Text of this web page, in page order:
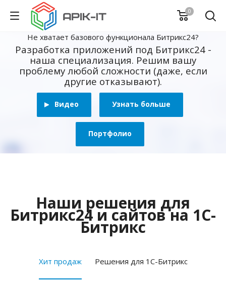
0
Не хватает базового функционала Битрикс24?
Разработка приложений под Битрикс24 -
наша специализация. Решим вашу
проблему любой сложности (даже, если
другие отказывают).
Видео Узнать больше
Портфолио
Наши решения для
Битрикс24 и сайтов на 1С-
Битрикс
Хит продаж Решения для 1С-Битрикс